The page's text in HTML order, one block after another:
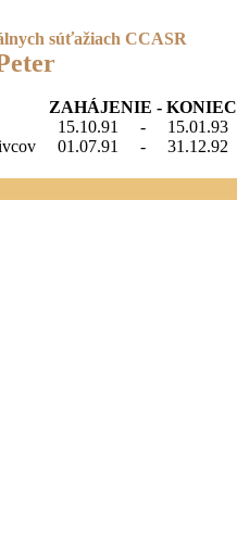
súťažiach CCASR
ZAHÁJENIE - KONIEC
15.10.91 - 15.01.93
01.07.91 - 31.12.92